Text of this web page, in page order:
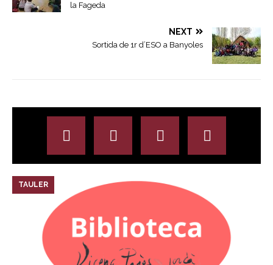
la Fageda
NEXT
Sortida de 1r d’ESO a Banyoles
TAULER